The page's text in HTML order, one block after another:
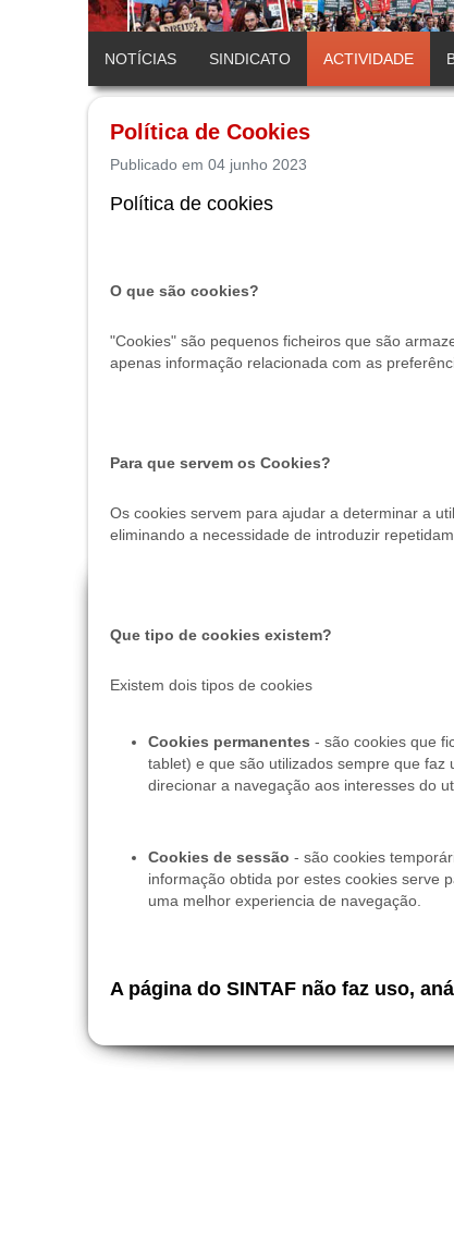
NOTÍCIAS SINDICATO ACTIVIDADE
Política de Cookies
Publicado em 04 junho 2023
Política de cookies
O que são cookies?
"Cookies" são pequenos ficheiros que são
apenas informação relacionada com as
Para que servem os Cookies?
Os cookies servem para ajudar a determinar a
eliminando a necessidade de introduzir
Que tipo de cookies existem?
Existem dois tipos de cookies
Cookies permanentes - são cookies que
tablet) e que são utilizados sempre que
direcionar a navegação aos interesses do
Cookies de sessão - são cookies
informação obtida por estes cookies serve
uma melhor experiencia de navegação.
A página do SINTAF não faz uso,